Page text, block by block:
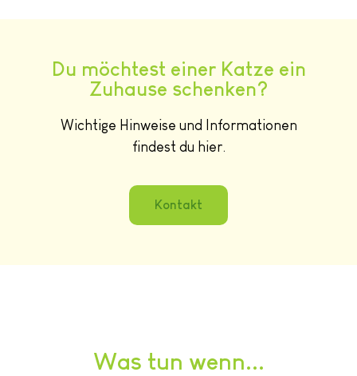
Du möchtest einer Katze ein
Zuhause schenken?
Wichtige Hinweise und Informationen
findest du hier.
Kontakt
Was tun wenn...